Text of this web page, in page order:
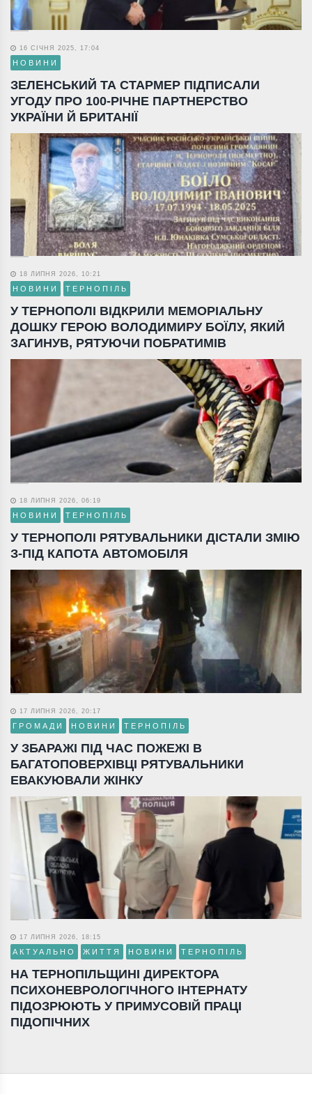
16 СІЧНЯ 2025, 17:04
НОВИНИ
ЗЕЛЕНСЬКИЙ ТА СТАРМЕР ПІДПИСАЛИ
УГОДУ ПРО 100-РІЧНЕ ПАРТНЕРСТВО
УКРАЇНИ Й БРИТАНІЇ
18 ЛИПНЯ 2026, 10:21
НОВИНИ ТЕРНОПІЛЬ
У ТЕРНОПОЛІ ВІДКРИЛИ МЕМОРІАЛЬНУ
ДОШКУ ГЕРОЮ ВОЛОДИМИРУ БОЇЛУ, ЯКИЙ
ЗАГИНУВ, РЯТУЮЧИ ПОБРАТИМІВ
18 ЛИПНЯ 2026, 06:19
НОВИНИ ТЕРНОПІЛЬ
У ТЕРНОПОЛІ РЯТУВАЛЬНИКИ ДІСТАЛИ ЗМІЮ
З-ПІД КАПОТА АВТОМОБІЛЯ
17 ЛИПНЯ 2026, 20:17
ГРОМАДИ НОВИНИ ТЕРНОПІЛЬ
У ЗБАРАЖІ ПІД ЧАС ПОЖЕЖІ В
БАГАТОПОВЕРХІВЦІ РЯТУВАЛЬНИКИ
ЕВАКУЮВАЛИ ЖІНКУ
17 ЛИПНЯ 2026, 18:15
АКТУАЛЬНО ЖИТТЯ НОВИНИ ТЕРНОПІЛЬ
НА ТЕРНОПІЛЬЩИНІ ДИРЕКТОРА
ПСИХОНЕВРОЛОГІЧНОГО ІНТЕРНАТУ
ПІДОЗРЮЮТЬ У ПРИМУСОВІЙ ПРАЦІ
ПІДОПІЧНИХ